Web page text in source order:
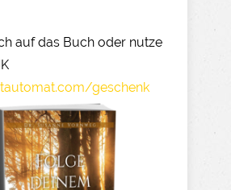
auf das Buch oder nutze
geschenk